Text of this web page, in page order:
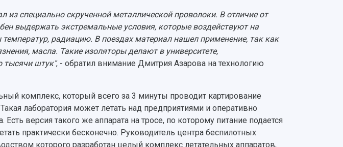
из специально скрученной металлической проволоки. В отличие от
выдержать экстремальные условия, которые воздействуют на
радиацию. В поездах материал нашел применение, так как
масла. Такие изоляторы делают в университете,
тысячи штук", - обратил внимание Дмитрия Азарова на технологию
комплекс, который всего за 3 минуты проводит картирование
лаборатория может летать над предприятиями и оперативно
версия такого же аппарата на тросе, по которому питание подается
практически бесконечно. Руководитель центра беспилотных
которого разработан целый комплекс летательных аппаратов,